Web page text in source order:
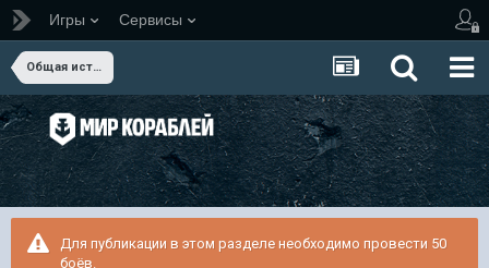
Игры Сервисы
Общая история
Для публикации в этом разделе необходимо провести 50
боёв.